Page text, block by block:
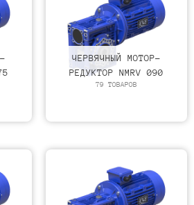
ЧЕРВЯЧНЫЙ МОТОР-
РЕДУКТОР NMRV 090
79 ТОВАРОВ